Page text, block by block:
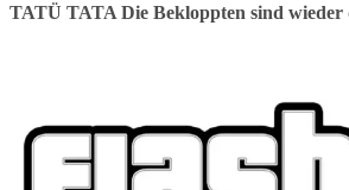
TATÜ TATA Die Bekloppten sind wieder